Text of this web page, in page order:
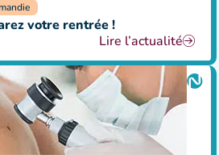
votre rentrée !
Lire l’actualité